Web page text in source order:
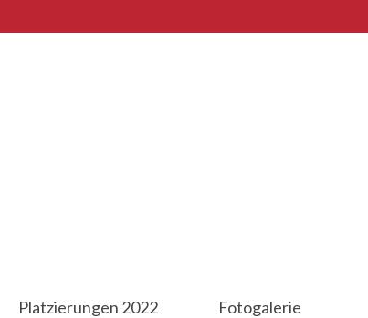
Platzierungen 2022 Fotogalerie